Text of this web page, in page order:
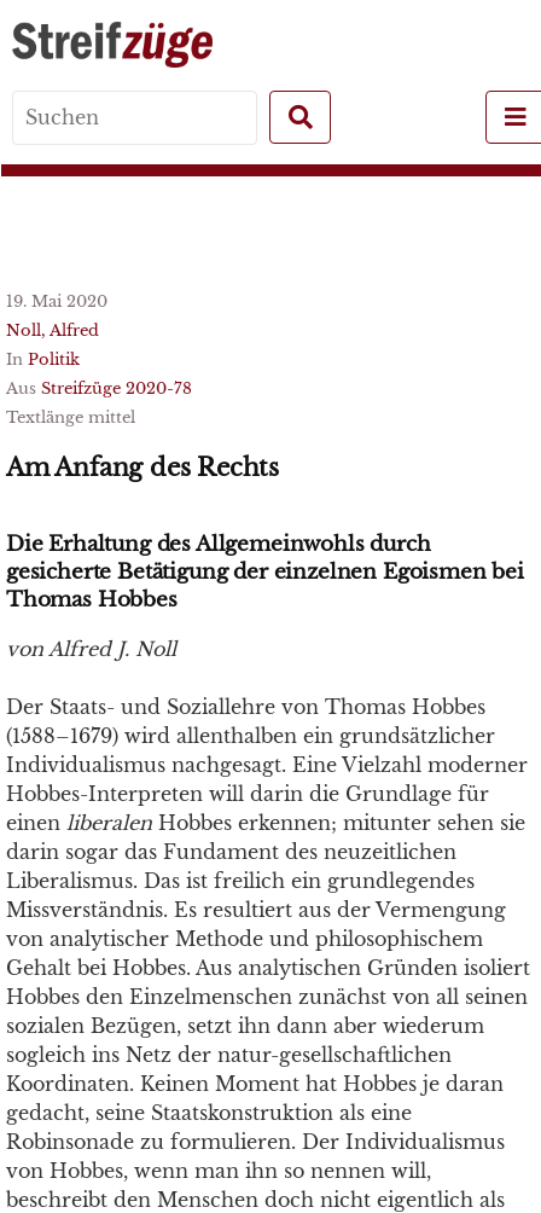
for:
19. Mai 2020
Noll, Alfred
In Politik
Aus Streifzüge 2020-78
Textlänge mittel
Am Anfang des Rechts
Die Erhaltung des Allgemeinwohls durch
gesicherte Betätigung der einzelnen Egoismen bei
Thomas Hobbes
von Alfred J. Noll
Der Staats- und Soziallehre von Thomas Hobbes
(1588–1679) wird allenthalben ein grundsätzlicher
Individualismus nachgesagt. Eine Vielzahl moderner
Hobbes-Interpreten will darin die Grundlage für
einen liberalen Hobbes erkennen; mitunter sehen sie
darin sogar das Fundament des neuzeitlichen
Liberalismus. Das ist freilich ein grundlegendes
Missverständnis. Es resultiert aus der Vermengung
von analytischer Methode und philosophischem
Gehalt bei Hobbes. Aus analytischen Gründen isoliert
Hobbes den Einzelmenschen zunächst von all seinen
sozialen Bezügen, setzt ihn dann aber wiederum
sogleich ins Netz der natur-gesellschaftlichen
Koordinaten. Keinen Moment hat Hobbes je daran
gedacht, seine Staatskonstruktion als eine
Robinsonade zu formulieren. Der Individualismus
von Hobbes, wenn man ihn so nennen will,
beschreibt den Menschen doch nicht eigentlich als